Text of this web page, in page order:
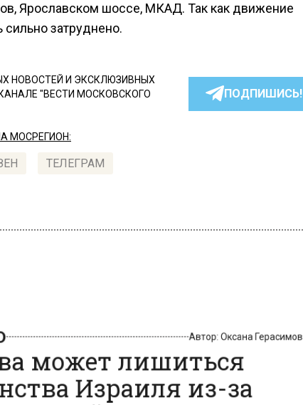
Ярославском шоссе, МКАД. Так как движение
сильно затруднено.
НОВОСТЕЙ И ЭКСКЛЮЗИВНЫХ
"ВЕСТИ МОСКОВСКОГО
ПОДПИШИСЬ!
МОСРЕГИОН:
ТЕЛЕГРАМ
может лишиться
Израиля из-за